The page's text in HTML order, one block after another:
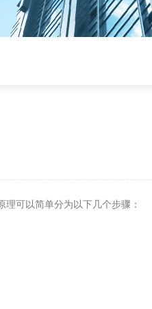
可以简单分为以下几个步骤：